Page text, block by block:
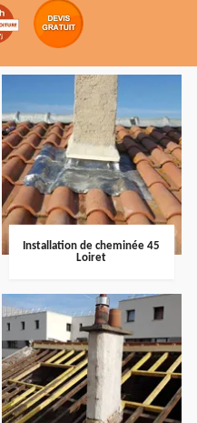
Installation de cheminée 45
Loiret